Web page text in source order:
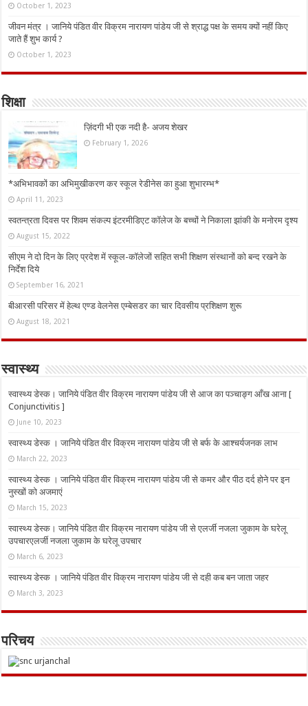
October 1, 2023
जीवन मंत्र । जानिये पंडित वीर विक्रम नारायण पांडेय जी से श्राद्ध पक्ष के समय क्यों नहीं किए
जाते हैं शुभ कार्य ?
October 1, 2023
शिक्षा
ज़िंदगी भी एक नदी है- अजय शेखर
February 1, 2026
*अभिभावकों का अभिमुखीकरण कर स्कूल रेडीनेस का हुआ शुभारम्भ*
April 11, 2023
स्वतन्त्रता दिवस पर शिवम संकल्प इंटरमीडिएट कॉलेज के बच्चों ने निकाला झांकी के मनोरम दृश्य
August 15, 2022
सीएम ने दो दिन के लिए प्रदेश में स्कूल-कॉलेजों सहित सभी शिक्षण संस्थानों को बन्द रखने के
निर्देश दिये
September 16, 2021
बीआरसी परिसर में हेल्थ एण्ड वेलनेस एम्बेसडर का चार दिवसीय प्रशिक्षण शुरू
August 18, 2021
स्वास्थ्य
स्वास्थ्य डेस्क। जानिये पंडित वीर विक्रम नारायण पांडेय जी से आज का पञ्चाङ्ग आँख आना [
Conjunctivitis ]
June 10, 2023
स्वास्थ्य डेस्क । जानिये पंडित वीर विक्रम नारायण पांडेय जी से बर्फ के आश्चर्यजनक लाभ
March 22, 2023
स्वास्थ्य डेस्क । जानिये पंडित वीर विक्रम नारायण पांडेय जी से कमर और पीठ दर्द होने पर इन
नुस्‍खों को अजमाएं
March 15, 2023
स्वास्थ्य डेस्क। जानिये पंडित वीर विक्रम नारायण पांडेय जी से एलर्जी नजला जुकाम के घरेलू
उपचारएलर्जी नजला जुकाम के घरेलू उपचार
March 6, 2023
स्वास्थ्य डेस्क । जानिये पंडित वीर विक्रम नारायण पांडेय जी से दही कब बन जाता जहर
March 3, 2023
परिचय